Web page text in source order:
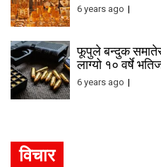
6 years ago
फूपुले बन्दुक समातेर
लाग्यो १० वर्षे
6 years ago
विचार